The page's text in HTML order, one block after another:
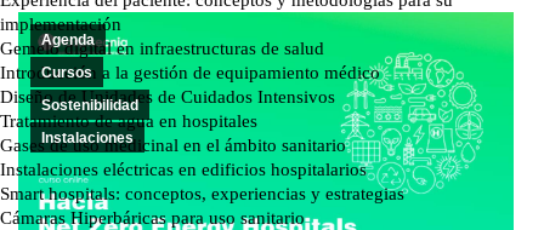
Agenda
Cursos
Sostenibilidad
Instalaciones